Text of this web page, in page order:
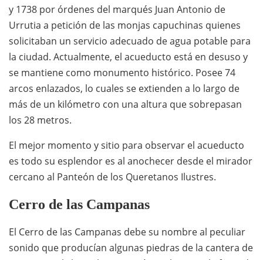
y 1738 por órdenes del marqués Juan Antonio de
Urrutia a petición de las monjas capuchinas quienes
solicitaban un servicio adecuado de agua potable para
la ciudad. Actualmente, el acueducto está en desuso y
se mantiene como monumento histórico. Posee 74
arcos enlazados, lo cuales se extienden a lo largo de
más de un kilómetro con una altura que sobrepasan
los 28 metros.
El mejor momento y sitio para observar el acueducto
es todo su esplendor es al anochecer desde el mirador
cercano al Panteón de los Queretanos Ilustres.
Cerro de las Campanas
El Cerro de las Campanas debe su nombre al peculiar
sonido que producían algunas piedras de la cantera de